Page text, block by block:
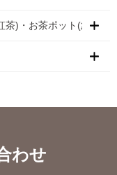
)・お茶ポット(急須)
わせ